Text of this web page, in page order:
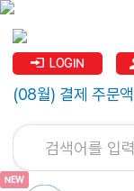
LOGIN
(08월) 결제 주문